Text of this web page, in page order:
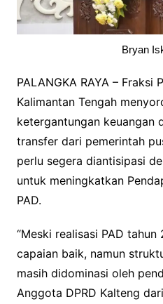
Bryan
PALANGKA RAYA – Fraksi
Kalimantan Tengah
ketergantungan keuangan
transfer dari pemerintah
perlu segera diantisipasi
untuk meningkatkan
PAD.
“Meski realisasi PAD
capaian baik, namun
masih didominasi oleh
Anggota DPRD Kalteng